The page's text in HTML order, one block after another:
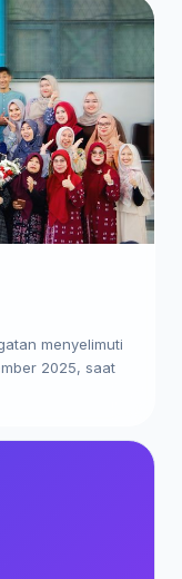
menyelimuti
2025, saat